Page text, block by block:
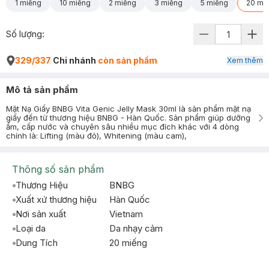
1 miếng 10 miếng 2 miếng 3 miếng 5 miếng 20
Số lượng:
329/337 Chi nhánh còn sản phẩm Xem thêm
Mô tả sản phẩm
Mặt Nạ Giấy BNBG Vita Genic Jelly Mask 30ml là sản phẩm mặt nạ
giấy đến từ thương hiệu BNBG - Hàn Quốc. Sản phẩm giúp dưỡng
ẩm, cấp nước và chuyên sâu nhiều mục đích khác với 4 dòng
chính là: Lifting (màu đỏ), Whitening (màu cam),
Thông số sản phẩm
Thương Hiệu
BNBG
Xuất xứ thương hiệu
Hàn Quốc
Nơi sản xuất
Vietnam
Loại da
Da nhạy cảm
Dung Tích
20 miếng